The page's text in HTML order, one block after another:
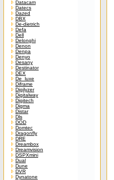
Datacam
Datecs
Dazed
DBX
De-dietrich
Defa
Dell
Delonghi
Denon
Denpa
Denyo
Desany
Destinator
DEX
De_luxe
Diframe
Digilyzer
Digitalway
Digitech
Digma
Distar
Dls
DOD
Domtec
Dragonfly
DRE
Dreambox
Dreamvision
DSPXmini
Dual
Dune
DVR
Dynatone